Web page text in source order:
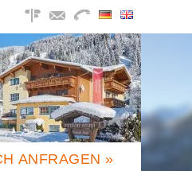
ANFRAGEN »